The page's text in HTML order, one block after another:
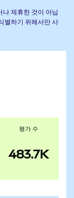
제휴한 것이 아닙
별하기 위해서만 사
평가 수
483.7K